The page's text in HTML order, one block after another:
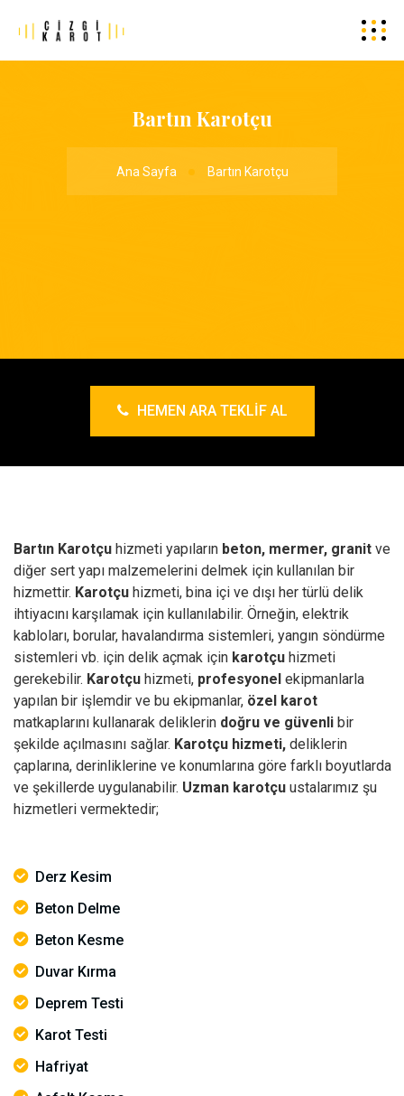
Bartın Karotçu
Ana Sayfa Bartın Karotçu
HEMEN ARA TEKLIF AL
Bartın Karotçu hizmeti yapıların beton, mermer, granit ve
diğer sert yapı malzemelerini delmek için kullanılan bir
hizmettir. Karotçu hizmeti, bina içi ve dışı her türlü delik
ihtiyacını karşılamak için kullanılabilir. Örneğin, elektrik
kabloları, borular, havalandırma sistemleri, yangın söndürme
sistemleri vb. için delik açmak için karotçu hizmeti
gerekebilir. Karotçu hizmeti, profesyonel ekipmanlarla
yapılan bir işlemdir ve bu ekipmanlar, özel karot
matkaplarını kullanarak deliklerin doğru ve güvenli bir
şekilde açılmasını sağlar. Karotçu hizmeti, deliklerin
çaplarına, derinliklerine ve konumlarına göre farklı boyutlarda
ve şekillerde uygulanabilir. Uzman karotçu ustalarımız şu
hizmetleri vermektedir;
Derz Kesim
Beton Delme
Beton Kesme
Duvar Kırma
Deprem Testi
Karot Testi
Hafriyat